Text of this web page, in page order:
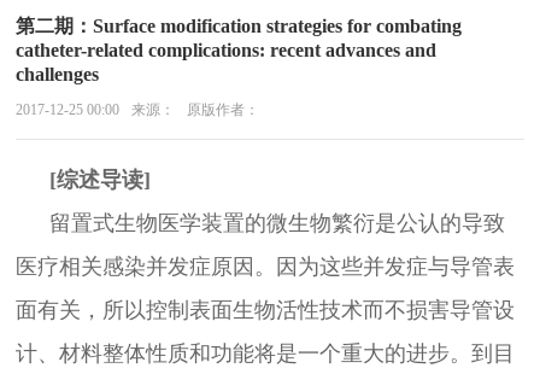
第二期：Surface modification strategies for combating
catheter-related complications: recent advances and
challenges
2017-12-25 00:00 来源： 原版作者：
[综述导读]
留置式生物医学装置的微生物繁衍是公认的导致
医疗相关感染并发症原因。因为这些并发症与导管表
面有关，所以控制表面生物活性技术而不损害导管设
计、材料整体性质和功能将是一个重大的进步。到目